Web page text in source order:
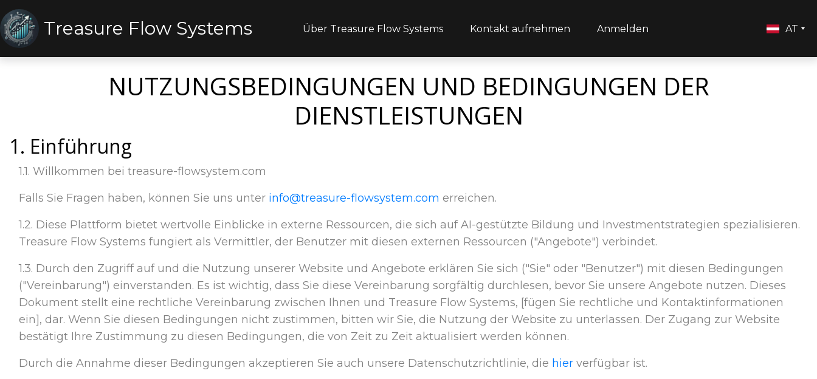
Treasure Flow Systems Über Treasure Flow Systems Kontakt aufnehmen Anmelden AT
NUTZUNGSBEDINGUNGEN UND BEDINGUNGEN DER
DIENSTLEISTUNGEN
1. Einführung
1.1. Willkommen bei treasure-flowsystem.com
Falls Sie Fragen haben, können Sie uns unter info@treasure-flowsystem.com erreichen.
1.2. Diese Plattform bietet wertvolle Einblicke in externe Ressourcen, die sich auf AI-gestützte Bildung und Investmentstrategien spezialisieren.
Treasure Flow Systems fungiert als Vermittler, der Benutzer mit diesen externen Ressourcen ("Angebote") verbindet.
1.3. Durch den Zugriff auf und die Nutzung unserer Website und Angebote erklären Sie sich ("Sie" oder "Benutzer") mit diesen Bedingungen
("Vereinbarung") einverstanden. Es ist wichtig, dass Sie diese Vereinbarung sorgfältig durchlesen, bevor Sie unsere Angebote nutzen. Dieses
Dokument stellt eine rechtliche Vereinbarung zwischen Ihnen und Treasure Flow Systems, [fügen Sie rechtliche und Kontaktinformationen
ein], dar. Wenn Sie diesen Bedingungen nicht zustimmen, bitten wir Sie, die Nutzung der Website zu unterlassen. Der Zugang zur Website
bestätigt Ihre Zustimmung zu diesen Bedingungen, die von Zeit zu Zeit aktualisiert werden können.
Durch die Annahme dieser Bedingungen akzeptieren Sie auch unsere Datenschutzrichtlinie, die hier verfügbar ist.